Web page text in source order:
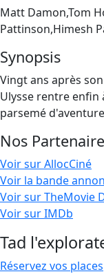
Matt Damon,Tom
Pattinson,Himesh
Synopsis
Vingt ans après
Ulysse rentre enfin
parsemé
Nos
Voir sur AllocCiné
Voir la bande
Voir sur TheMovie
Voir sur IMDb
Tad
Réservez vos places